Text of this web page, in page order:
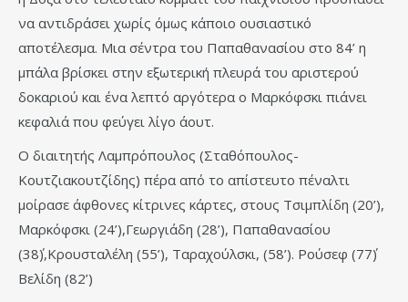
να αντιδράσει χωρίς όμως κάποιο ουσιαστικό
αποτέλεσμα. Μια σέντρα του Παπαθανασίου στο 84’ η
μπάλα βρίσκει στην εξωτερική πλευρά του αριστερού
δοκαριού και ένα λεπτό αργότερα ο Μαρκόφσκι πιάνει
κεφαλιά που φεύγει λίγο άουτ.
Ο διαιτητής Λαμπρόπουλος (Σταθόπουλος-
Κουτζιακουτζίδης) πέρα από το απίστευτο πέναλτι
μοίρασε άφθονες κίτρινες κάρτες, στους Τσιμπλίδη (20’),
Μαρκόφσκι (24’),Γεωργιάδη (28’), Παπαθανασίου
(38΄),Κρουσταλέλη (55’), Ταραχούλσκι, (58’). Ρούσεφ (77΄)
Βελίδη (82’)